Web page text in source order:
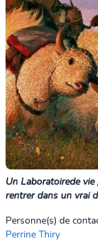
Un Laboratoirede vie
rentrer dans un vrai
Personne(s) de
Perrine Thiry